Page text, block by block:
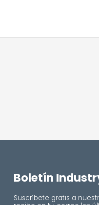
Boletín
Suscríbete gratis a